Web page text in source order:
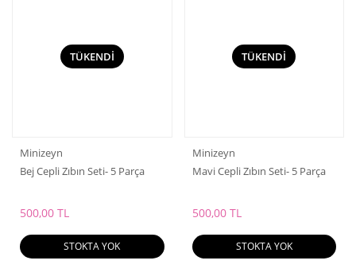
TÜKENDİ
Minizeyn
Bej Cepli Zıbın Seti- 5 Parça
500,00 TL
STOKTA YOK
TÜKENDİ
Minizeyn
Mavi Cepli Zıbın Seti- 5 Parça
500,00 TL
STOKTA YOK